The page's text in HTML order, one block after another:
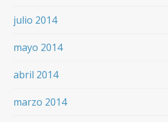
julio 2014
mayo 2014
abril 2014
marzo 2014